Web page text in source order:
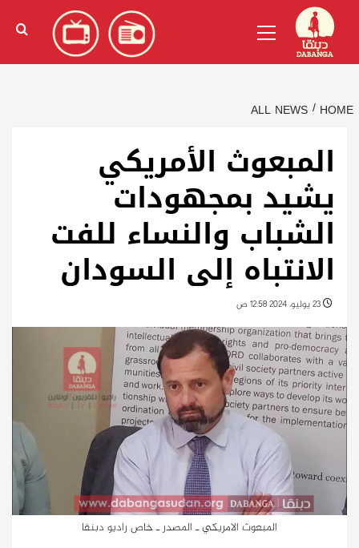
content
الإنجليزية)
Menu
HOME
ALL NEWS
المبعوث الأمريكي
يشيد بمجهودات
الشباب والنساء للفت
الانتباه إلى السودان
المبعوث الامريكي ـ المصدر ـ خاص راديو دبنقا